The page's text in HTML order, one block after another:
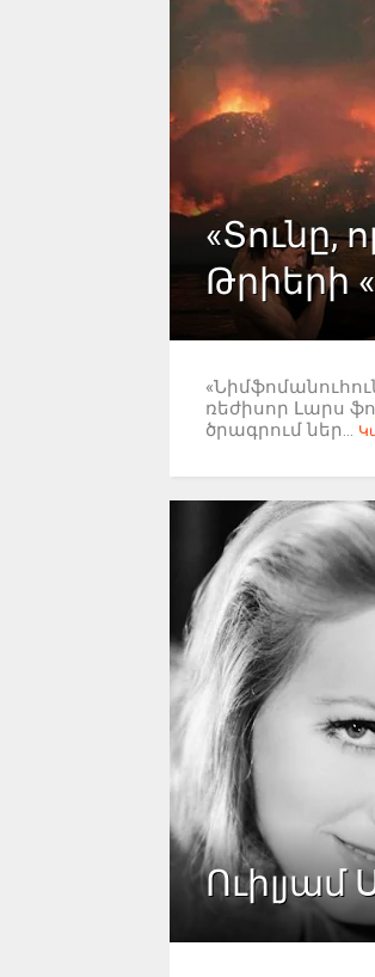
«Տունը,
Թրիերի
ռեժիսոր Լարս
ծրագրում ներ...